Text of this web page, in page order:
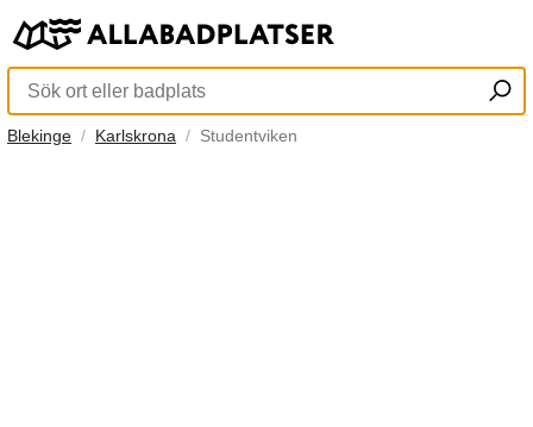
Blekinge Karlskrona Studentviken